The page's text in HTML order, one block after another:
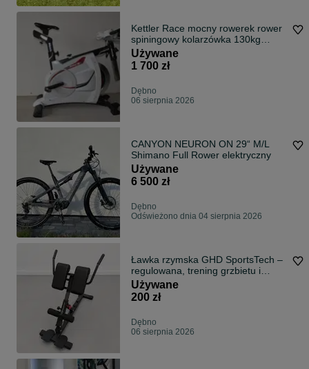
Kettler Race mocny rowerek rower
spiningowy kolarzówka 130kg
WYSYŁKA!
Używane
1 700 zł
Dębno
06 sierpnia 2026
CANYON NEURON ON 29“ M/L
Shimano Full Rower elektryczny
Używane
6 500 zł
Dębno
Odświeżono dnia 04 sierpnia 2026
Ławka rzymska GHD SportsTech –
regulowana, trening grzbietu i
brzucha. Dowóz / Wysyłka.
Używane
200 zł
Dębno
06 sierpnia 2026